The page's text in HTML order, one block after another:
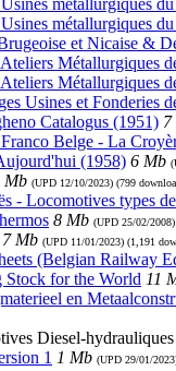
métallurgiques
métallurgiques
et Nicaise &
Métallurgiques
Métallurgiques
Usines et Fonderies
Catalogus (1951) 7
Belge - La
(1958) 6 Mb
Mb (UPD 12/10/2023) (799
- Locomotives types
8 Mb (UPD 25/02/2008
7 Mb (UPD 11/01/2023) (1,191
(Belgian Railway
for the World 11
en
Diesel-
1 1 Mb (UPD 29/01/2023